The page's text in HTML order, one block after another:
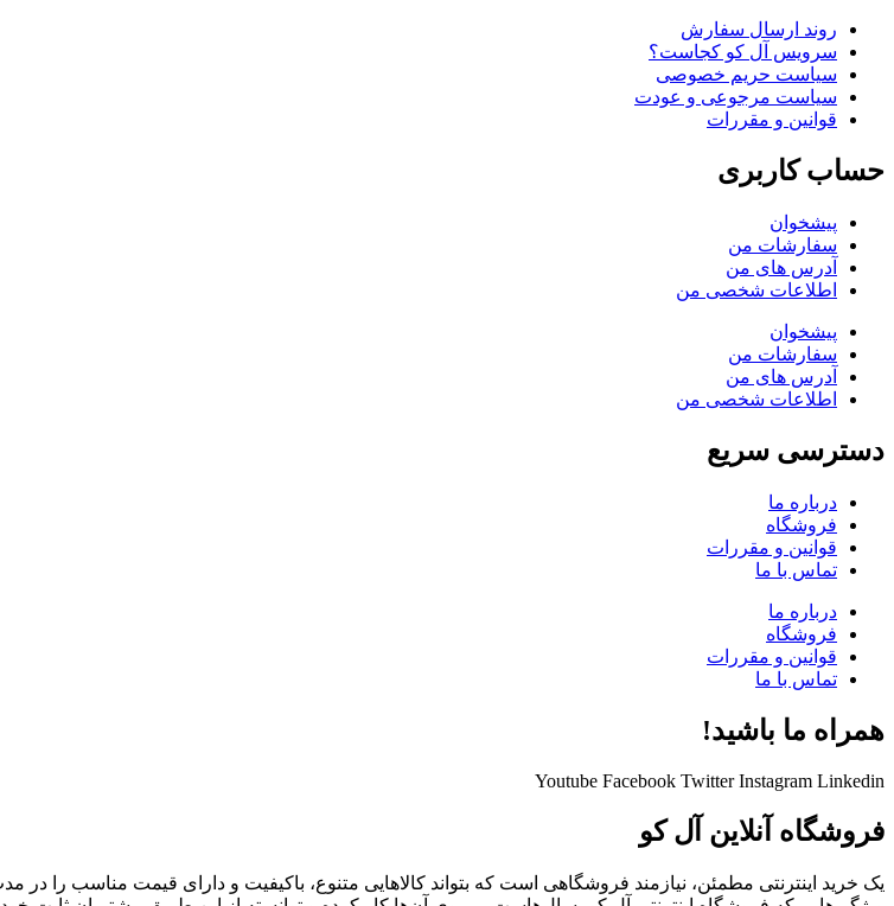
روند ارسال سفارش
سرویس آل کو کجاست؟
سیاست حریم خصوصی
سیاست مرجوعی و عودت
قوانین و مقررات
حساب کاربری
پیشخوان
سفارشات من
آدرس های من
اطلاعات شخصی من
پیشخوان
سفارشات من
آدرس های من
اطلاعات شخصی من
دسترسی سریع
درباره ما
فروشگاه
قوانین و مقررات
تماس با ما
درباره ما
فروشگاه
قوانین و مقررات
تماس با ما
همراه ما باشید!
Youtube Facebook Twitter Instagram Linkedin
فروشگاه آنلاین آل کو
یک خرید اینترنتی مطمئن، نیازمند فروشگاهی است که بتواند کالاهایی متنوع، باکیفیت و دارای قیمت مناسب را